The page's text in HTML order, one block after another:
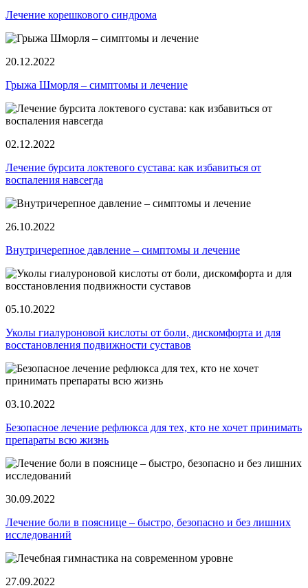
Лечение корешкового синдрома
20.12.2022
Грыжа Шморля ‒ симптомы и лечение
02.12.2022
Лечение бурсита локтевого сустава: как избавиться от
воспаления навсегда
26.10.2022
Внутричерепное давление ‒ симптомы и лечение
05.10.2022
Уколы гиалуроновой кислоты от боли, дискомфорта и для
восстановления подвижности суставов
03.10.2022
Безопасное лечение рефлюкса для тех, кто не хочет принимать
препараты всю жизнь
30.09.2022
Лечение боли в пояснице ‒ быстро, безопасно и без лишних
исследований
27.09.2022